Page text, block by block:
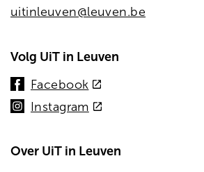
uitinleuven@leuven.be
Volg UiT in Leuven
Facebook (externe
link)
Instagram(externe
Over UiT in Leuven